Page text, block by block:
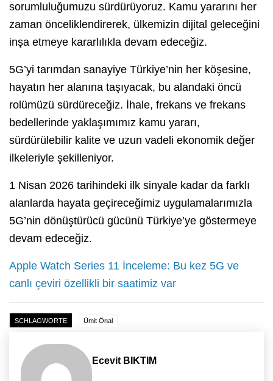
sorumluluğumuzu sürdürüyoruz. Kamu yararını her
zaman önceliklendirerek, ülkemizin dijital geleceğini
inşa etmeye kararlılıkla devam edeceğiz.
5G’yi tarımdan sanayiye Türkiye’nin her köşesine,
hayatın her alanına taşıyacak, bu alandaki öncü
rolümüzü sürdüreceğiz. İhale, frekans ve frekans
bedellerinde yaklaşımımız kamu yararı,
sürdürülebilir kalite ve uzun vadeli ekonomik değer
ilkeleriyle şekilleniyor.
1 Nisan 2026 tarihindeki ilk sinyale kadar da farklı
alanlarda hayata geçireceğimiz uygulamalarımızla
5G’nin dönüştürücü gücünü Türkiye’ye göstermeye
devam edeceğiz.
Apple Watch Series 11 İnceleme: Bu kez 5G ve
canlı çeviri özellikli bir saatimiz var
SCHLAGWORTE Ümit Önal
Ecevit BIKTIM